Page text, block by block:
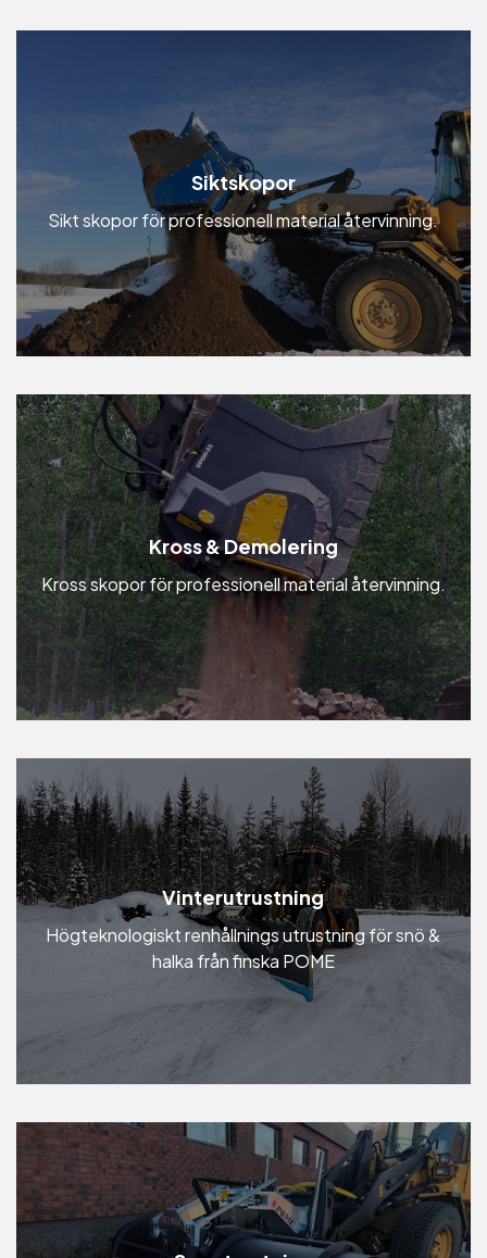
Siktskopor
Sikt skopor för professionell material återvinning.
Kross & Demolering
Kross skopor för professionell material återvinning.
Vinterutrustning
Högteknologiskt renhållnings utrustning för snö &
halka från finska POME